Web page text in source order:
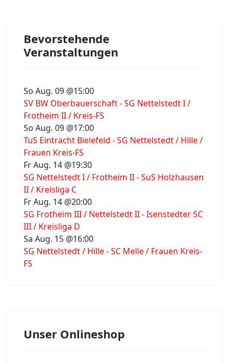
Bevorstehende
Veranstaltungen
So Aug. 09 @15:00
SV BW Oberbauerschaft - SG Nettelstedt I /
Frotheim II / Kreis-FS
So Aug. 09 @17:00
TuS Eintracht Bielefeld - SG Nettelstedt / Hille /
Frauen Kreis-FS
Fr Aug. 14 @19:30
SG Nettelstedt I / Frotheim II - SuS Holzhausen
II / Kreisliga C
Fr Aug. 14 @20:00
SG Frotheim III / Nettelstedt II - Isenstedter SC
III / Kreisliga D
Sa Aug. 15 @16:00
SG Nettelstedt / Hille - SC Melle / Frauen Kreis-
FS
Unser Onlineshop